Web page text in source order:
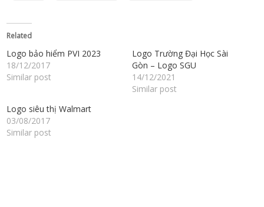
Related
Logo bảo hiểm PVI 2023
18/12/2017
Similar post
Logo Trường Đại Học Sài
Gòn – Logo SGU
14/12/2021
Similar post
Logo siêu thị Walmart
03/08/2017
Similar post